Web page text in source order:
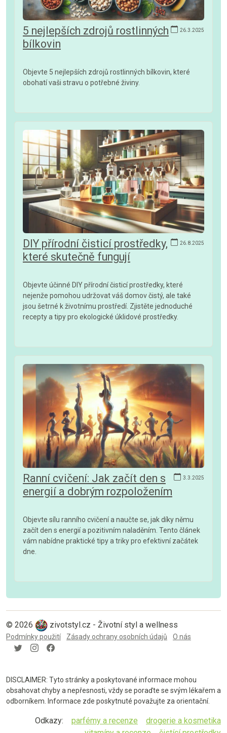
26.3.2025
5 nejlepších zdrojů rostlinných
bílkovin
Objevte 5 nejlepších zdrojů rostlinných bílkovin, které
obohatí vaši stravu o potřebné živiny.
26.8.2025
DIY přírodní čisticí prostředky,
které skutečně fungují
Objevte účinné DIY přírodní čisticí prostředky, které
nejenže pomohou udržovat váš domov čistý, ale také
jsou šetrné k životnímu prostředí. Zjistěte jednoduché
recepty a tipy pro ekologické úklidové prostředky.
3.3.2025
Ranní cvičení: Jak začít den s
energií a dobrým rozpoložením
Objevte sílu ranního cvičení a naučte se, jak díky němu
začít den s energií a pozitivním naladěním. Tento článek
vám nabídne praktické tipy a triky pro efektivní začátek
dne.
© 2026 zivotstyl.cz - Životní styl a wellness
Podmínky použití Zásady ochrany osobních údajů O nás
DISCLAIMER: Tyto stránky a poskytované informace mohou
obsahovat chyby a nepřesnosti, vždy se poraďte se svým lékařem a
odborníkem. Informace zde poskytnuté považujte za orientační.
Odkazy: parfémy a recenze
drogerie a kosmetika